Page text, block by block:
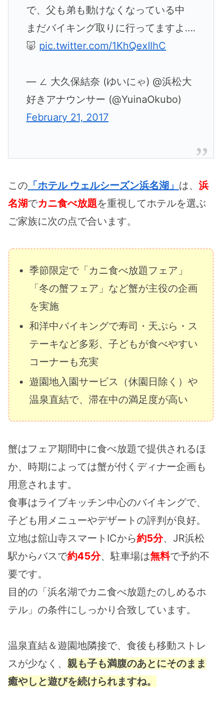
で、父も弟も動けなくなっている中
まだバイキング取りに行ってますよ….
🐷 pic.twitter.com/1KhQexIlhC
— ∠ 大久保結奈 (ゆいにゃ) @浜松大
好きアナウンサー (@YuinaOkubo)
February 21, 2017
この 「ホテル ウェルシーズン浜名湖」 は、 浜
名湖でカニ食べ放題を重視してホテルを選ぶ
ご家族に次の点で合います。
季節限定で「カニ食べ放題フェア」
「冬の蟹フェア」など蟹が主役の企画
を実施
和洋中バイキングで寿司・天ぷら・ス
テーキなど多彩、子どもが食べやすい
コーナーも充実
遊園地入園サービス（休園日除く）や
温泉直結で、滞在中の満足度が高い
蟹はフェア期間中に食べ放題で提供されるほ
か、時期によっては蟹が付くディナー企画も
用意されます。
食事はライブキッチン中心のバイキングで、
子ども用メニューやデザートの評判が良好。
立地は舘山寺スマートICから約5分、JR浜松
駅からバスで約45分、駐車場は無料で予約不
要です。
目的の「浜名湖でカニ食べ放題たのしめるホ
テル」の条件にしっかり合致しています。
温泉直結＆遊園地隣接で、食後も移動ストレ
スが少なく、 親も子も満腹のあとにそのまま
癒やしと遊びを続けられますね。